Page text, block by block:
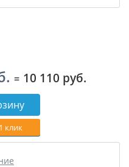
= 10 110 руб.
клик